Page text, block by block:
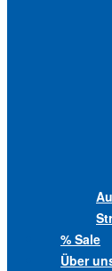
% Sale
Über